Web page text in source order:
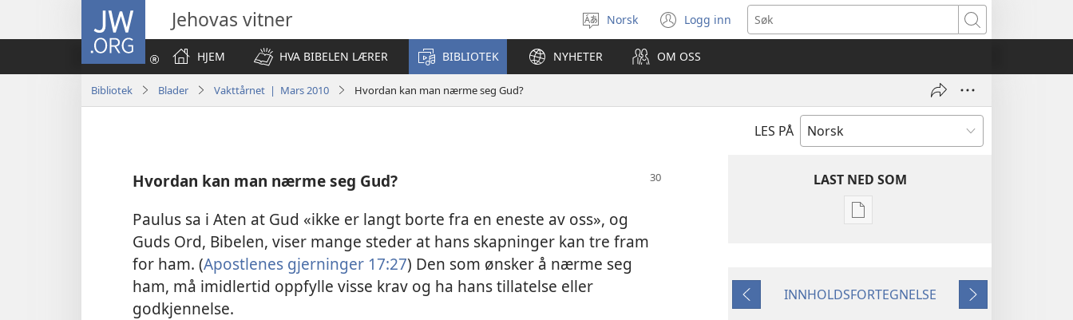
JW.ORG Jehovas vitner
Velg
språk
Norsk Logg inn
(åpner
nytt
vindu)
Søk
HJEM
HVA BIBELEN LÆRER BIBLIOTEK NYHETER OM OSS
Bibliotek Blader Vakttårnet | Mars 2010 Hvordan kan man nærme seg Gud?
LES PÅ
Hvordan kan man nærme seg Gud?
Paulus sa i Aten at Gud «ikke er langt borte fra en eneste av oss», og
Guds Ord, Bibelen, viser mange steder at hans skapninger kan tre fram
for ham. (Apostlenes gjerninger 17:​27) Den som ønsker å nærme seg
ham, må imidlertid oppfylle visse krav og ha hans tillatelse eller
godkjennelse.
LAST NED SOM
Nedlastingsalternativer
Mars 2010
Forrige
INNHOLDSFORTEGNELSE
Neste